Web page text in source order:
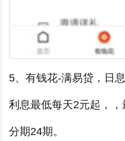
5、有钱花-满易贷，日
利息最低每天2元起，
分期24期。